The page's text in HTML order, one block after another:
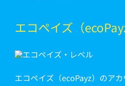
エコペイズ（
エコペイズ（ecoPayz）のア